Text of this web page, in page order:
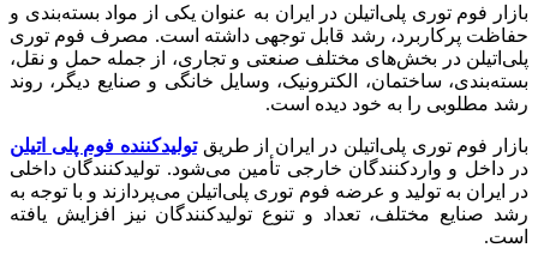
بازار فوم توری پلی‌اتیلن در ایران به عنوان یکی از مواد بسته‌بندی و
حفاظت پرکاربرد، رشد قابل توجهی داشته است. مصرف فوم توری
پلی‌اتیلن در بخش‌های مختلف صنعتی و تجاری، از جمله حمل و نقل،
بسته‌بندی، ساختمان، الکترونیک، وسایل خانگی و صنایع دیگر، روند
رشد مطلوبی را به خود دیده است.
بازار فوم توری پلی‌اتیلن در ایران از طریقتولیدکننده فوم پلی اتیلن
در داخل و واردکنندگان خارجی تأمین می‌شود. تولیدکنندگان داخلی
در ایران به تولید و عرضه فوم توری پلی‌اتیلن می‌پردازند و با توجه به
رشد صنایع مختلف، تعداد و تنوع تولیدکنندگان نیز افزایش یافته
است.